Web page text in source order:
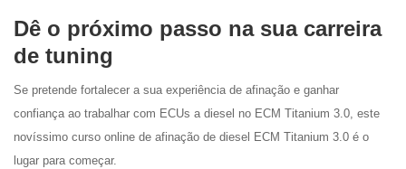
Dê o próximo passo na sua carreira
de tuning
Se pretende fortalecer a sua experiência de afinação e ganhar
confiança ao trabalhar com ECUs a diesel no ECM Titanium 3.0, este
novíssimo curso online de afinação de diesel ECM Titanium 3.0 é o
lugar para começar.